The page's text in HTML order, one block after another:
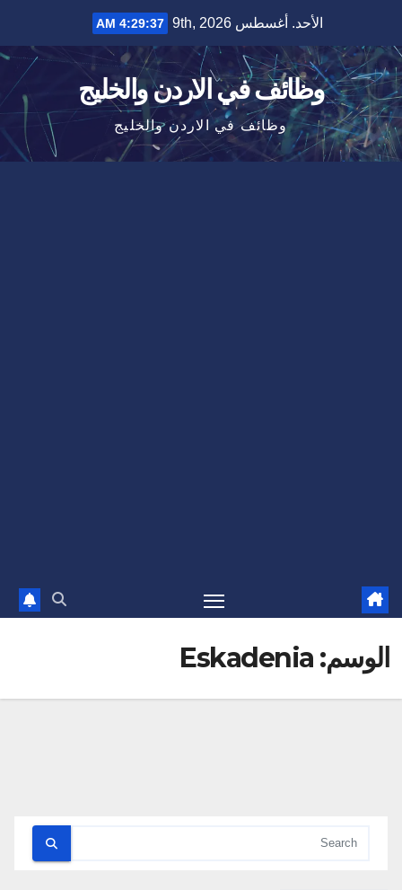
content
الأحد. أغسطس 9th, 2026 4:29:37 AM
وظائف في الاردن والخليج
وظائف في الاردن والخليج
الوسم: Eskadenia